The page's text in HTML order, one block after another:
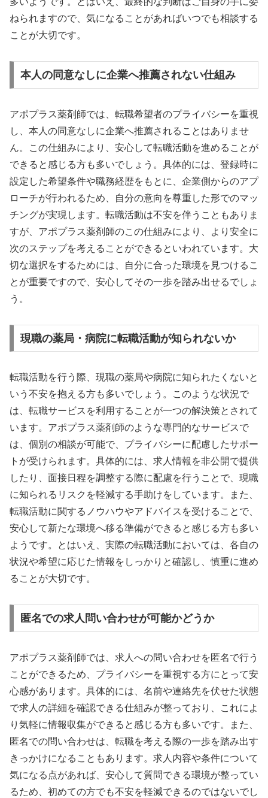
ねられますので、気になることがあればいつでも相談する
ことが大切です。
本人の同意なしに企業へ推薦されない仕組み
アポプラス薬剤師では、転職希望者のプライバシーを重視
し、本人の同意なしに企業へ推薦されることはありませ
ん。この仕組みにより、安心して転職活動を進めることが
できると感じる方も多いでしょう。具体的には、登録時に
設定した希望条件や職務経歴をもとに、企業側からのアプ
ローチが行われるため、自分の意向を尊重した形でのマッ
チングが実現します。転職活動は不安を伴うこともありま
すが、アポプラス薬剤師のこの仕組みにより、より安全に
次のステップを考えることができるといわれています。大
切な選択をするためには、自分に合った環境を見つけるこ
とが重要ですので、安心してその一歩を踏み出せるでしょ
う。
現職の薬局・病院に転職活動が知られないか
転職活動を行う際、現職の薬局や病院に知られたくないと
いう不安を抱える方も多いでしょう。このような状況で
は、転職サービスを利用することが一つの解決策とされて
います。アポプラス薬剤師のような専門的なサービスで
は、個別の相談が可能で、プライバシーに配慮したサポー
トが受けられます。具体的には、求人情報を非公開で提供
したり、面接日程を調整する際に配慮を行うことで、現職
に知られるリスクを軽減する手助けをしています。また、
転職活動に関するノウハウやアドバイスを受けることで、
安心して新たな環境へ移る準備ができると感じる方も多い
ようです。とはいえ、実際の転職活動においては、各自の
状況や希望に応じた情報をしっかりと確認し、慎重に進め
ることが大切です。
匿名での求人問い合わせが可能かどうか
アポプラス薬剤師では、求人への問い合わせを匿名で行う
ことができるため、プライバシーを重視する方にとって安
心感があります。具体的には、名前や連絡先を伏せた状態
で求人の詳細を確認できる仕組みが整っており、これによ
り気軽に情報収集ができると感じる方も多いです。また、
匿名での問い合わせは、転職を考える際の一歩を踏み出す
きっかけになることもあります。求人内容や条件について
気になる点があれば、安心して質問できる環境が整ってい
るため、初めての方でも不安を軽減できるのではないでし